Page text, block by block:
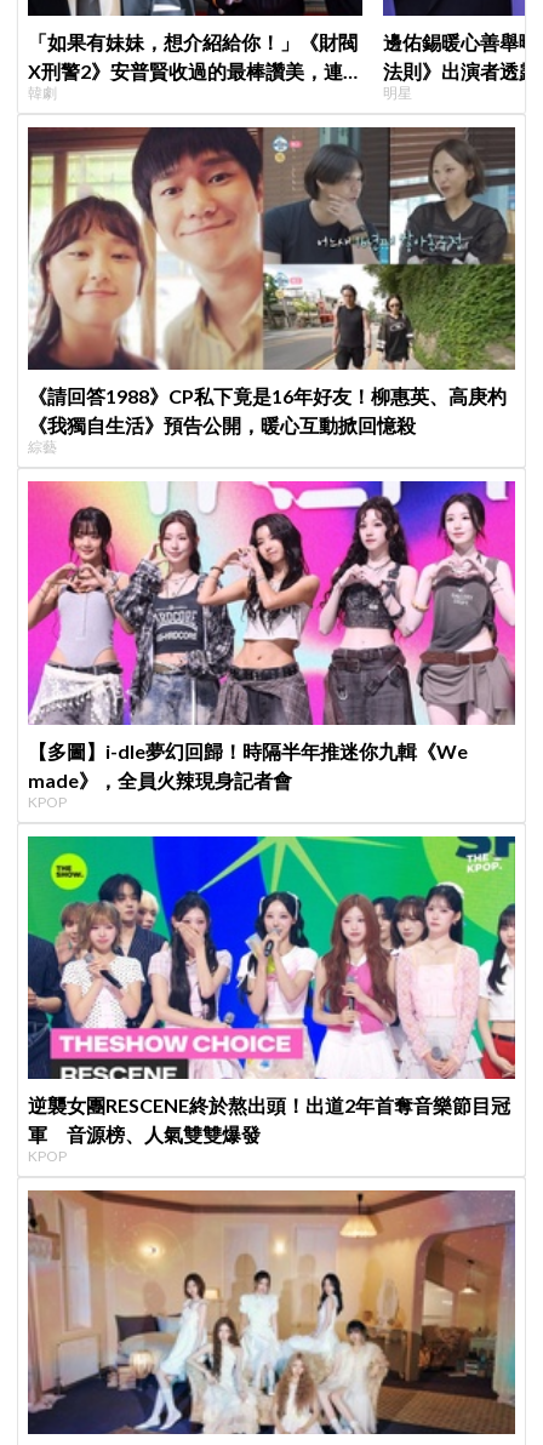
「如果有妹妹，想介紹給你！」《財閥
X刑警2》安普賢收過的最棒讚美，連
哥哥們都認證的好品格～
韓劇
邊佑錫暖心善舉
法則》出演者透
患者順利完成治療
明星
《請回答1988》CP私下竟是16年好友！柳惠英、高庚杓
《我獨自生活》預告公開，暖心互動掀回憶殺
綜藝
【多圖】i-dle夢幻回歸！時隔半年推迷你九輯《We
made》，全員火辣現身記者會
KPOP
逆襲女團RESCENE終於熬出頭！出道2年首奪音樂節目冠
軍 音源榜、人氣雙雙爆發
KPOP